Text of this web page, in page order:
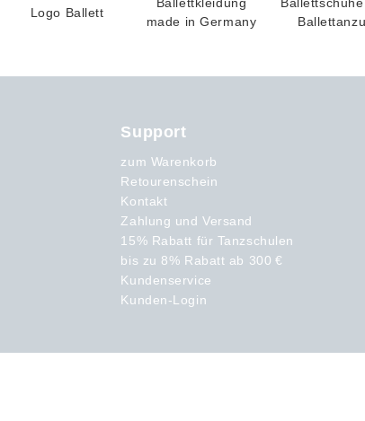
Support
zum Warenkorb
Retourenschein
Kontakt
Zahlung und Versand
15% Rabatt für Tanzschulen
bis zu 8% Rabatt ab 300 €
Kundenservice
Kunden-Login